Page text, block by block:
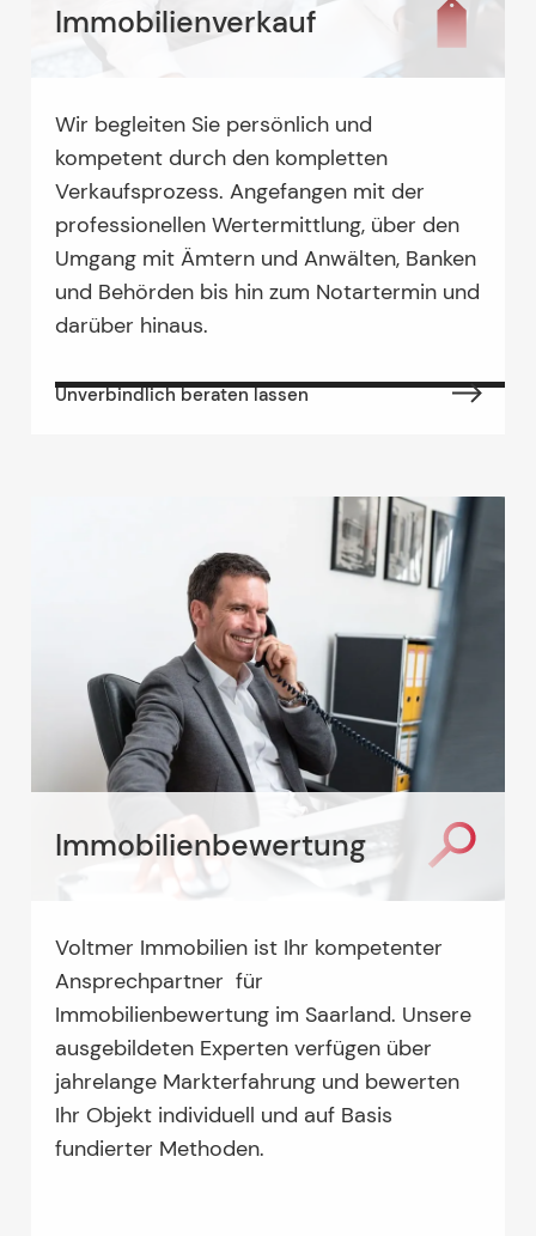
Immobilienverkauf
Wir begleiten Sie persönlich und
kompetent durch den kompletten
Verkaufsprozess. Angefangen mit der
professionellen Wertermittlung, über den
Umgang mit Ämtern und Anwälten, Banken
und Behörden bis hin zum Notartermin und
darüber hinaus.
Unverbindlich beraten lassen
Immobilienbewertung
Voltmer Immobilien ist Ihr kompetenter
Ansprechpartner für
Immobilienbewertung im Saarland. Unsere
ausgebildeten Experten verfügen über
jahrelange Markterfahrung und bewerten
Ihr Objekt individuell und auf Basis
fundierter Methoden.